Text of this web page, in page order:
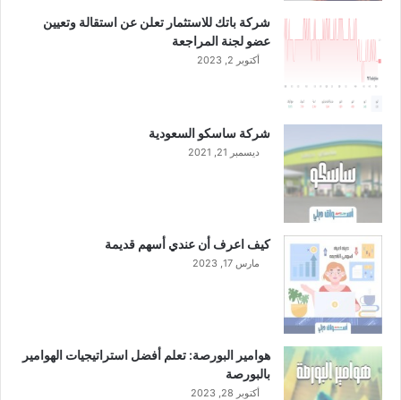
شركة باتك للاستثمار تعلن عن استقالة وتعيين
عضو لجنة المراجعة
أكتوبر 2, 2023
شركة ساسكو السعودية
ديسمبر 21, 2021
كيف اعرف أن عندي أسهم قديمة
مارس 17, 2023
هوامير البورصة: تعلم أفضل استراتيجيات الهوامير
بالبورصة
أكتوبر 28, 2023